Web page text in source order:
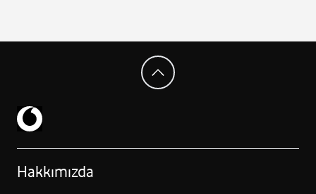
Hakkımızda